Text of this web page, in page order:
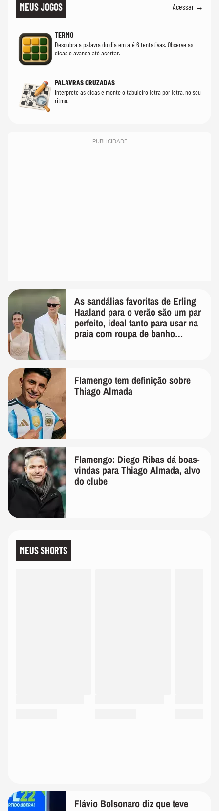
MEUS JOGOS Acessar →
TERMO
Descubra a palavra do dia em até 6 tentativas. Observe as
dicas e avance até acertar.
PALAVRAS CRUZADAS
Interprete as dicas e monte o tabuleiro letra por letra, no seu
ritmo.
PUBLICIDADE
As sandálias favoritas de Erling
Haaland para o verão são um par
perfeito, ideal tanto para usar na
praia com roupa de banho
Flamengo tem definição sobre
Thiago Almada
Flamengo: Diego Ribas dá boas-
vindas para Thiago Almada, alvo
do clube
MEUS SHORTS
Flávio Bolsonaro diz que teve